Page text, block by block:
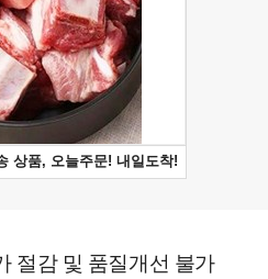
절감 및 품질개선 불가